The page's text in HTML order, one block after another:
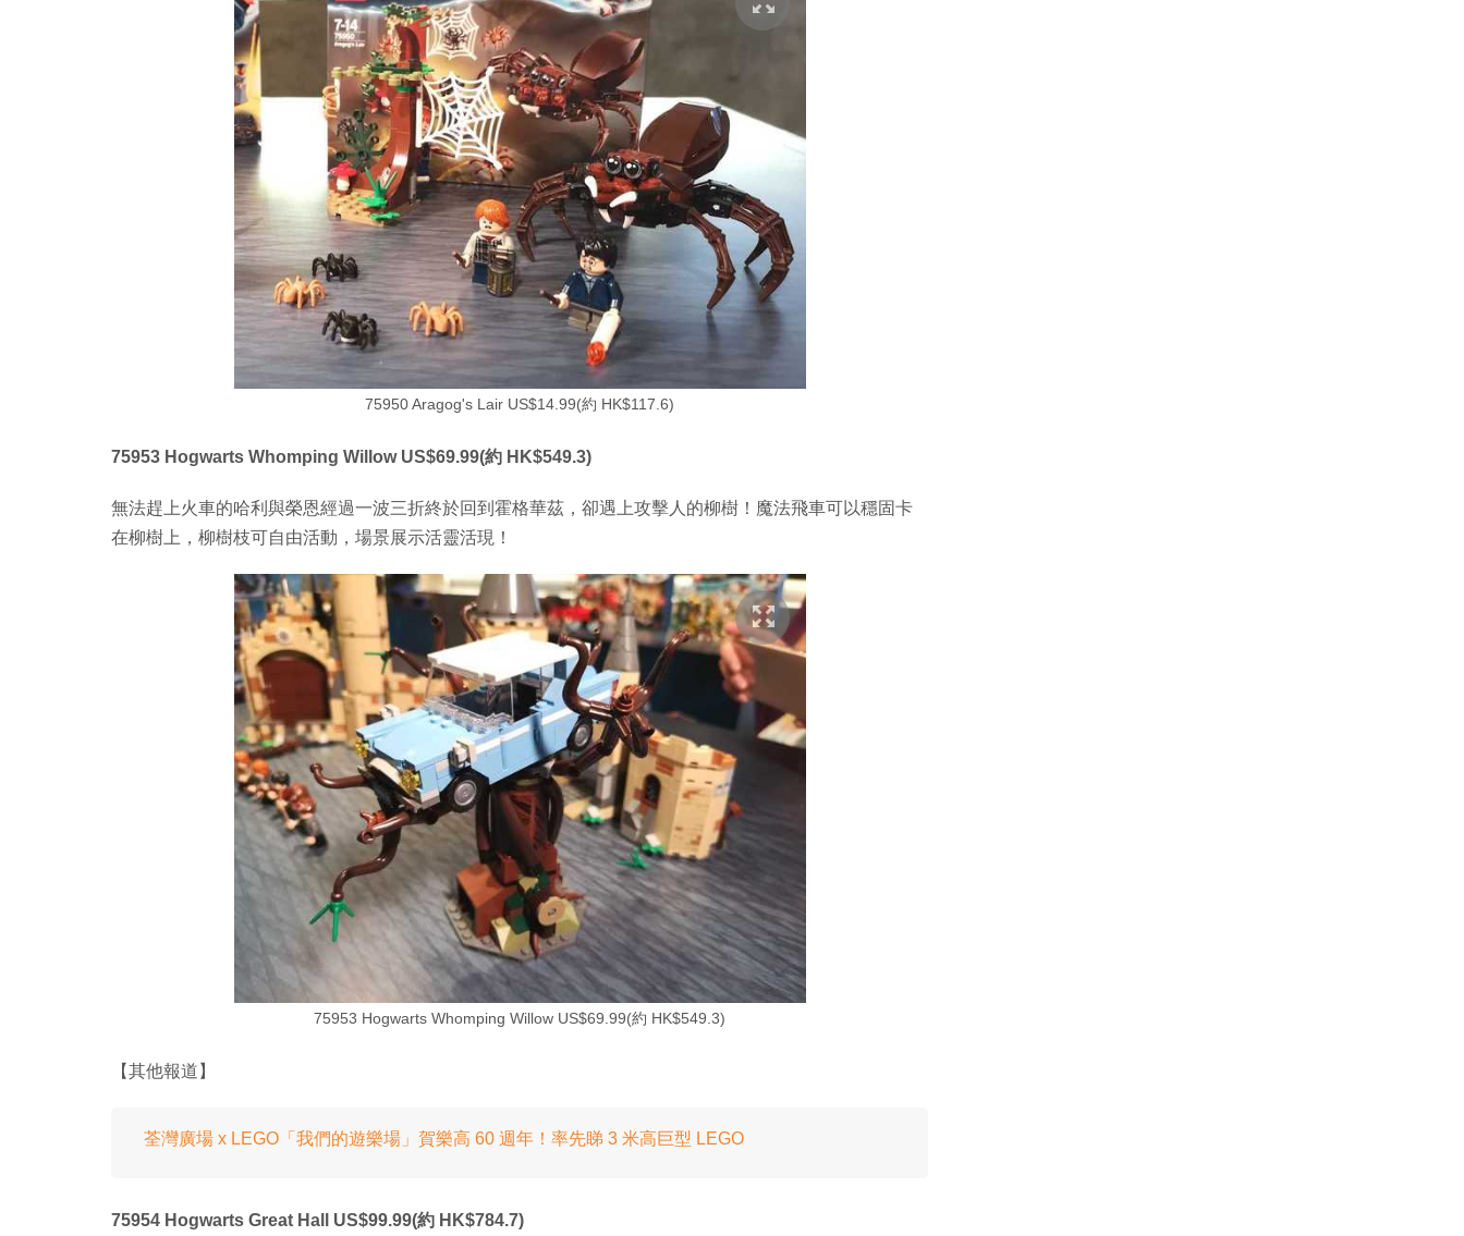
75950 Aragog's Lair US$14.99(約 HK$117.6)
75953 Hogwarts Whomping Willow US$69.99(約 HK$549.3)
無法趕上火車的哈利與榮恩經過一波三折終於回到霍格華茲，卻遇上攻擊人的柳樹！魔法飛車可以穩固卡
在柳樹上，柳樹枝可自由活動，場景展示活靈活現！
75953 Hogwarts Whomping Willow US$69.99(約 HK$549.3)
【其他報道】
荃灣廣場 x LEGO「我們的遊樂場」賀樂高 60 週年！率先睇 3 米高巨型 LEGO
75954 Hogwarts Great Hall US$99.99(約 HK$784.7)